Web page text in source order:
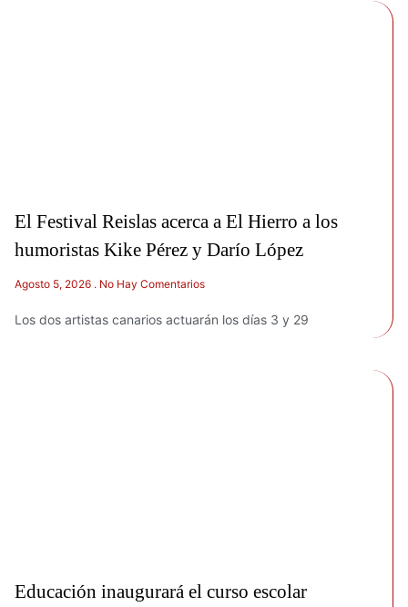
El Festival Reislas acerca a El Hierro a los
humoristas Kike Pérez y Darío López
Agosto 5, 2026 No Hay Comentarios
Los dos artistas canarios actuarán los días 3 y 29
Educación inaugurará el curso escolar